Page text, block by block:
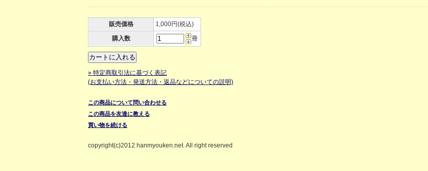
販売価格
1,000円(税込)
購入数
冊
» 特定商取引法に基づく表記
(お支払い方法・発送方法・返品などについての説明)
この商品について問い合わせる
この商品を友達に教える
買い物を続ける
copyright(c)2012 hanmyouken.net. All right reserved